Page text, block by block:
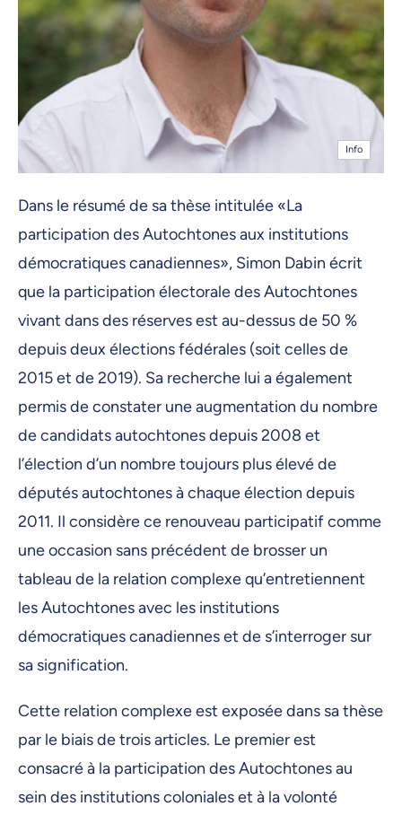
Info
Dans le résumé de sa thèse intitulée «La
participation des Autochtones aux institutions
démocratiques canadiennes», Simon Dabin écrit
que la participation électorale des Autochtones
vivant dans des réserves est au-dessus de 50 %
depuis deux élections fédérales (soit celles de
2015 et de 2019). Sa recherche lui a également
permis de constater une augmentation du nombre
de candidats autochtones depuis 2008 et
l’élection d’un nombre toujours plus élevé de
députés autochtones à chaque élection depuis
2011. Il considère ce renouveau participatif comme
une occasion sans précédent de brosser un
tableau de la relation complexe qu’entretiennent
les Autochtones avec les institutions
démocratiques canadiennes et de s’interroger sur
sa signification.
Cette relation complexe est exposée dans sa thèse
par le biais de trois articles. Le premier est
consacré à la participation des Autochtones au
sein des institutions coloniales et à la volonté